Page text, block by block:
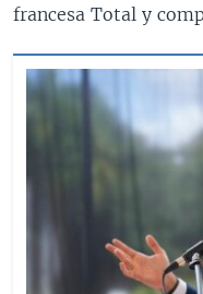
francesa Total y